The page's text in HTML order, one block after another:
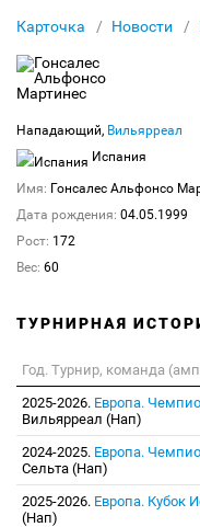
Карточка Новости
Нападающий, Вильярреал
Испания
Имя: Гонсалес Альфонсо
Дата рождения: 04.05.1999
Рост: 172
Вес: 60
ТУРНИРНАЯ
Год. Турнир, команда
2025-2026. Европа.
Вильярреал (Нап)
2024-2025. Европа.
Сельта (Нап)
2025-2026. Европа. Кубок
(Нап)